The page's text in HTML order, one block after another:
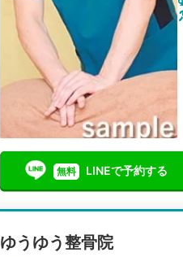
無料 LINEで予約する
ゆうゆう整骨院